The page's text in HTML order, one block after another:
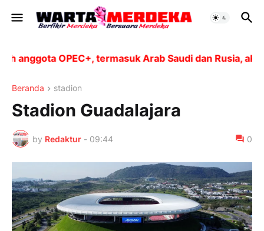
anggota OPEC+, termasuk Arab Saudi dan Rusia,
Beranda stadion
Stadion Guadalajara
by Redaktur - 09:44 0